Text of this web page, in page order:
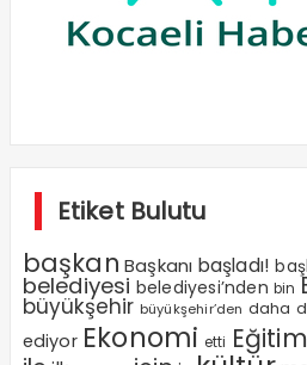
Etiket Bulutu
başkan Başkanı başladı!
belediyesi belediyesi’nden bin
büyükşehir büyükşehir’den daha
ediyor Ekonomi etti Eğitim